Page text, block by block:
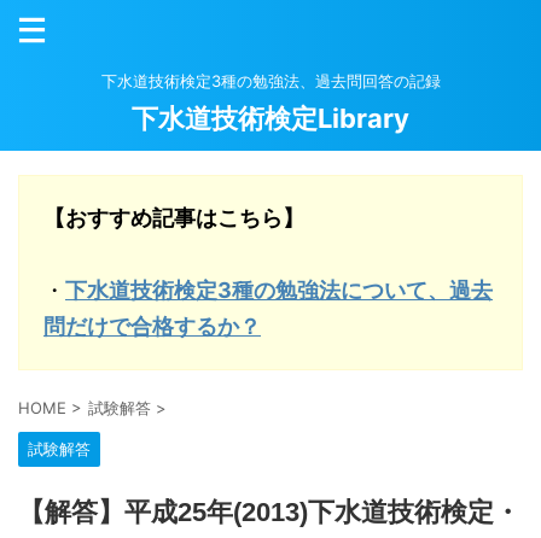
下水道技術検定3種の勉強法、過去問回答の記録
下水道技術検定Library
【おすすめ記事はこちら】
・ 下水道技術検定3種の勉強法について、過去
問だけで合格するか？
HOME > 試験解答 >
試験解答
【解答】平成25年(2013)下水道技術検定・